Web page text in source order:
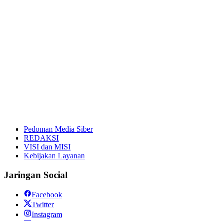
Pedoman Media Siber
REDAKSI
VISI dan MISI
Kebijakan Layanan
Jaringan Social
Facebook
Twitter
Instagram